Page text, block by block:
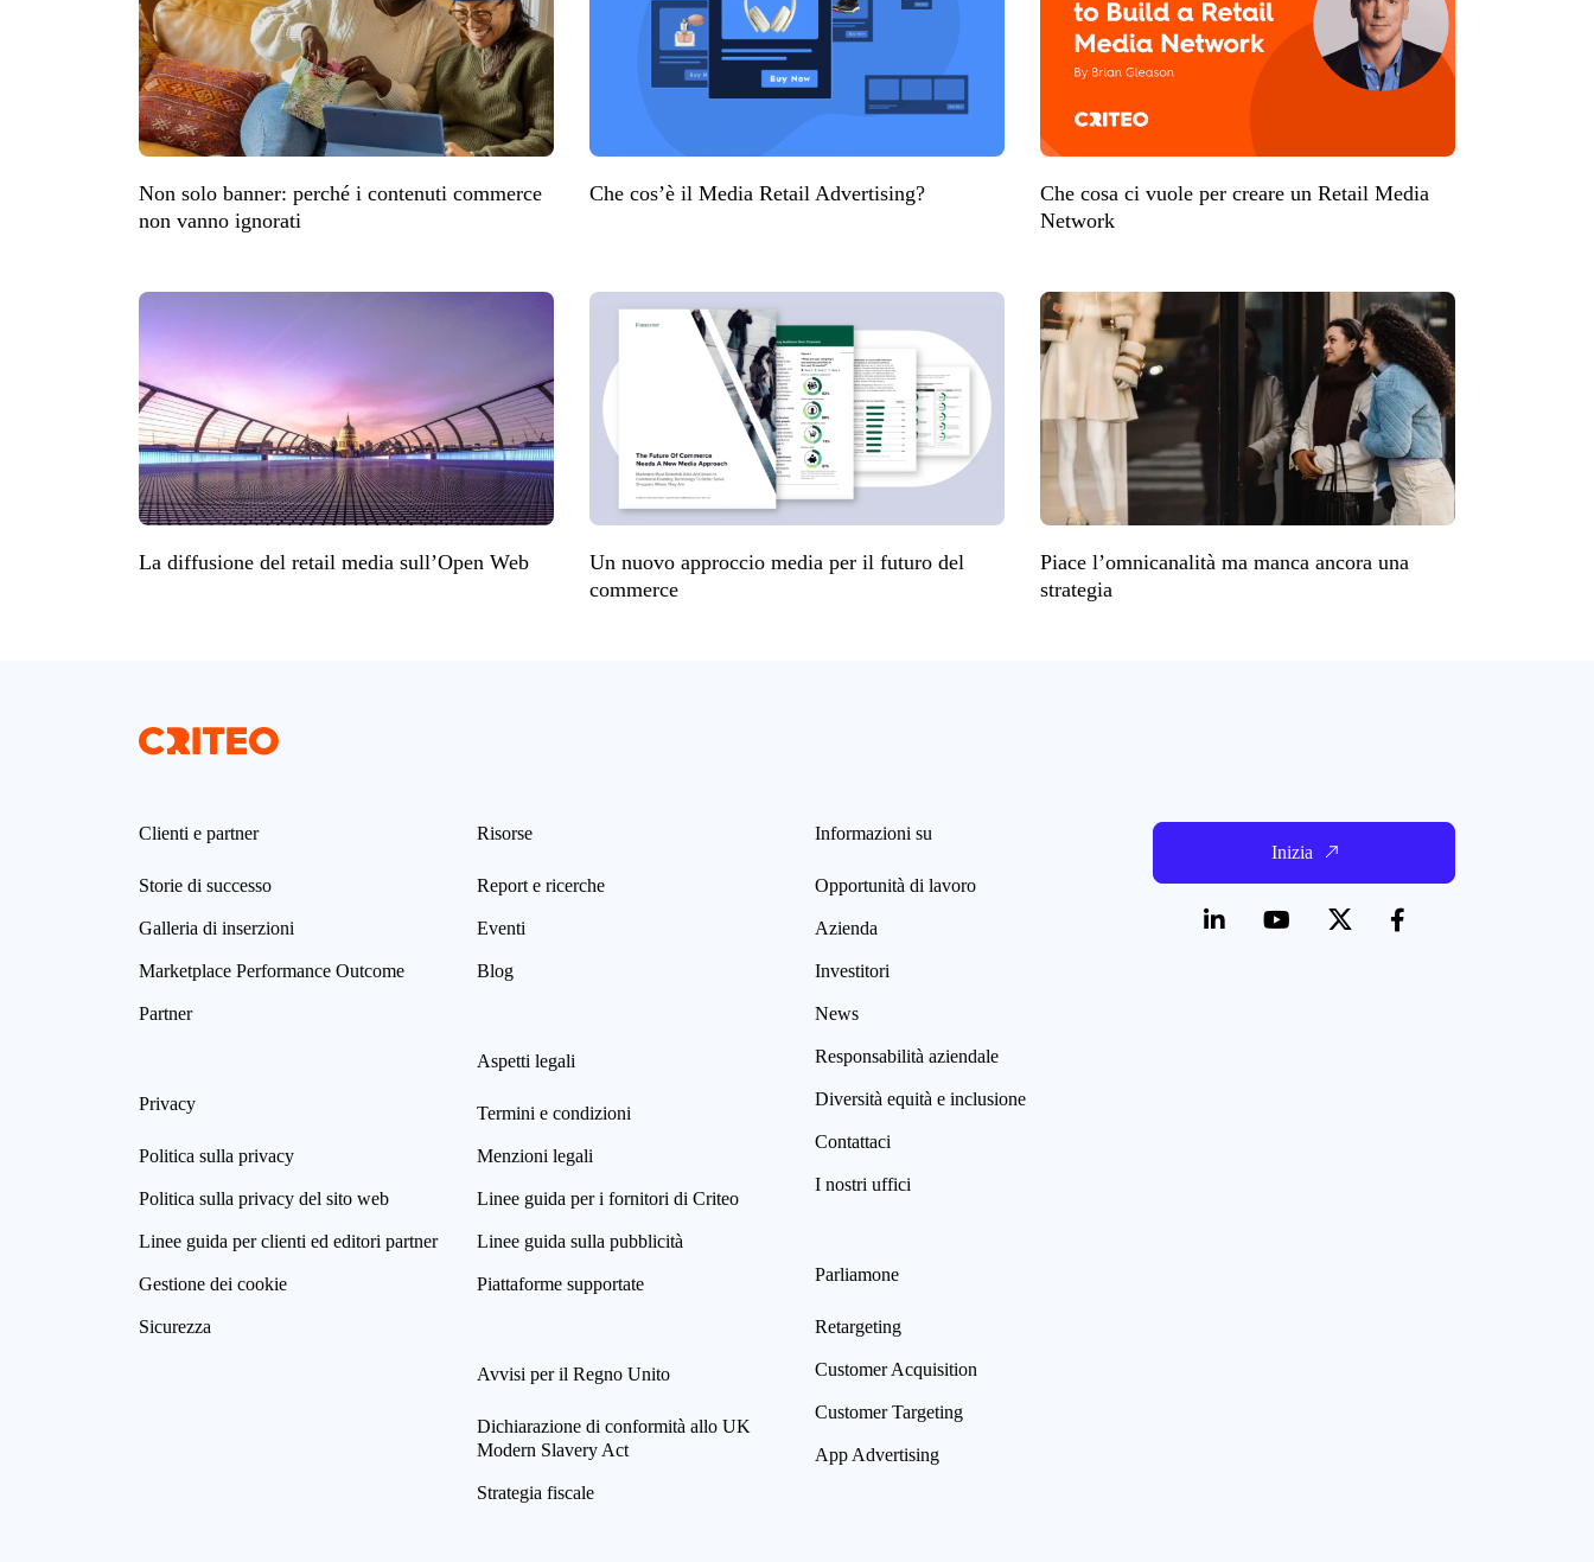
Non solo banner: perché i contenuti commerce
non vanno ignorati
Che cos’è il Media Retail Advertising?
Che cosa ci vuole per creare un Retail Media
Network
La diffusione del retail media sull’Open Web
Un nuovo approccio media per il futuro del
commerce
Piace l’omnicanalità ma manca ancora una
strategia
Clienti e partner
Storie di successo
Galleria di inserzioni
Marketplace Performance Outcome
Partner
Privacy
Politica sulla privacy
Politica sulla privacy del sito web
Linee guida per clienti ed editori partner
Gestione dei cookie
Sicurezza
Risorse
Report e ricerche
Eventi
Blog
Aspetti legali
Termini e condizioni
Menzioni legali
Linee guida per i fornitori di Criteo
Linee guida sulla pubblicità
Piattaforme supportate
Avvisi per il Regno Unito
Dichiarazione di conformità allo UK
Modern Slavery Act
Strategia fiscale
Informazioni su
Opportunità di lavoro
Azienda
Investitori
News
Responsabilità aziendale
Diversità equità e inclusione
Contattaci
I nostri uffici
Parliamone
Retargeting
Customer Acquisition
Customer Targeting
App Advertising
Inizia